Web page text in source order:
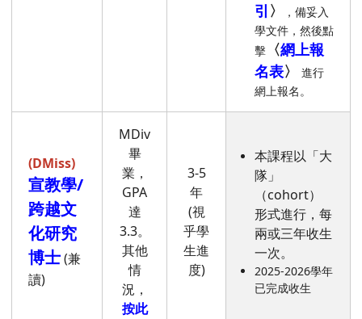
引 〉
，備妥入
學文件，然後點
擊 〈網上報
名表〉
進行
網上報名。
(DMiss)
宣教學/
跨越文
化研究
博士(兼
讀)
MDiv
畢
業，
GPA
達
3.3。
其他
情
況，
按此
3-5
年
(視
乎學
生進
度)
本課程以「大
隊」
（cohort）
形式進行，每
兩或三年收生
一次。
2025-2026學年
已完成收生